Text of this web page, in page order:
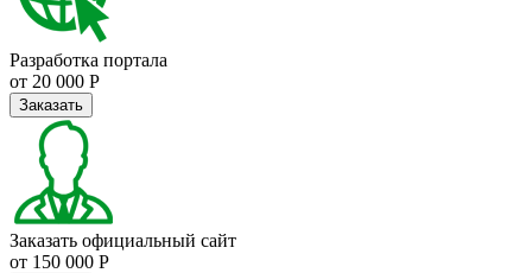
Разработка портала
от 20 000 Р
Заказать
Заказать официальный сайт
от 150 000 Р